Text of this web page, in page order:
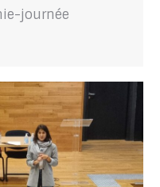
journée